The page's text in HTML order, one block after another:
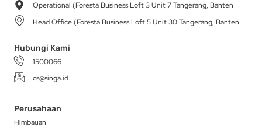
r
a
m
o
-
t
r
i
Operational (Foresta Business Loft 3 Unit 7 Tangerang, Banten
Head Office (Foresta Business Loft 5 Unit 30 Tangerang, Banten
Hubungi Kami
1500066
cs@singa.id
Perusahaan
Himbauan